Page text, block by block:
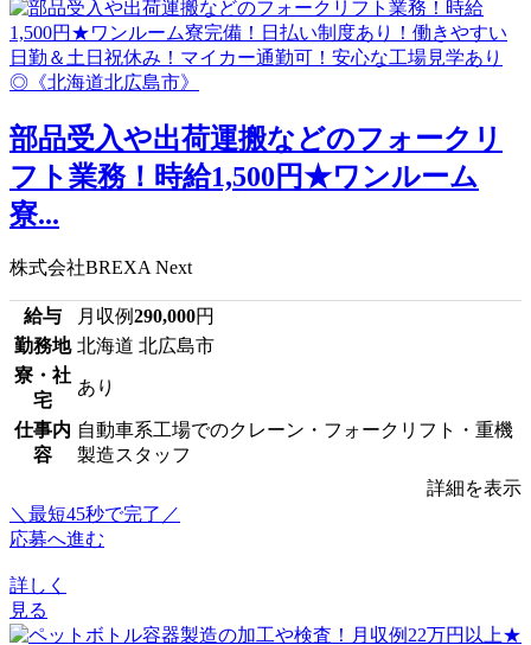
部品受入や出荷運搬などのフォークリ
フト業務！時給1,500円★ワンルーム
寮...
株式会社BREXA Next
給与 月収例290,000円
勤務地 北海道 北広島市
寮・社
宅
あり
仕事内
容
自動車系工場でのクレーン・フォークリフト・重機
製造スタッフ
詳細を表示
＼最短45秒で完了／
応募へ進む
詳しく
見る